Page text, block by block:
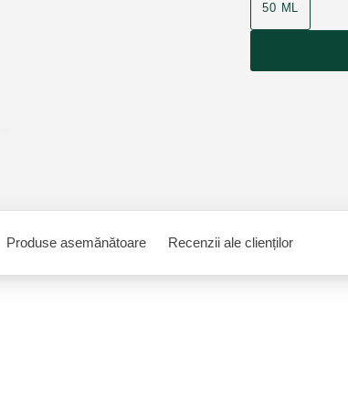
50 ML
Produse asemănătoare Recenzii ale clienților